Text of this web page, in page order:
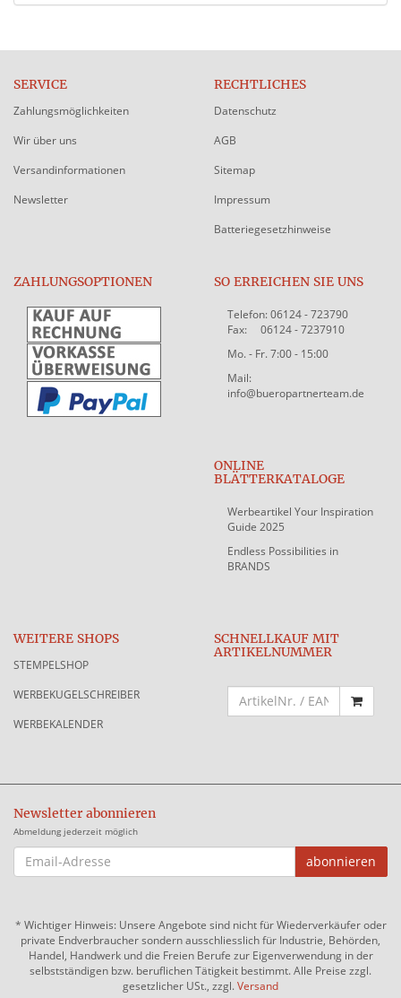
SERVICE
Zahlungsmöglichkeiten
Wir über uns
Versandinformationen
Newsletter
RECHTLICHES
Datenschutz
AGB
Sitemap
Impressum
Batteriegesetzhinweise
ZAHLUNGSOPTIONEN SO ERREICHEN SIE UNS
Telefon: 06124 - 723790
Fax: 06124 - 7237910
Mo. - Fr. 7:00 - 15:00
Mail:
info@bueropartnerteam.de
ONLINE
BLÄTTERKATALOGE
Werbeartikel Your Inspiration
Guide 2025
Endless Possibilities in
BRANDS
WEITERE SHOPS
STEMPELSHOP
WERBEKUGELSCHREIBER
WERBEKALENDER
SCHNELLKAUF MIT
ARTIKELNUMMER
Newsletter abonnieren
Abmeldung jederzeit möglich
EMAIL-
ADRESSE
abonnieren
* Wichtiger Hinweis: Unsere Angebote sind nicht für Wiederverkäufer oder
private Endverbraucher sondern ausschliesslich für Industrie, Behörden,
Handel, Handwerk und die Freien Berufe zur Eigenverwendung in der
selbstständigen bzw. beruflichen Tätigkeit bestimmt. Alle Preise zzgl.
gesetzlicher USt., zzgl.Versand